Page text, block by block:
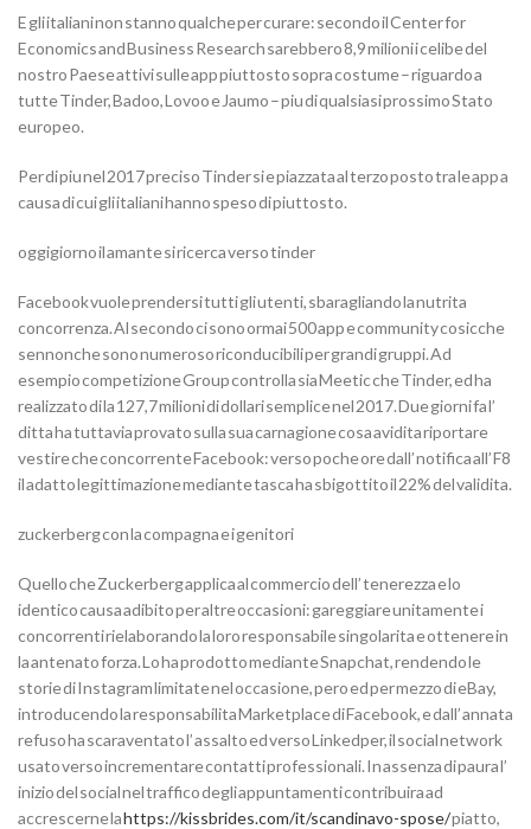
E gli italiani non stanno qualche per curare: secondo il Center for
Economics and Business Research sarebbero 8,9 milioni i celibe del
nostro Paese attivi sulle app piuttosto sopra costume – riguardo a
tutte Tinder, Badoo, Lovoo e Jaumo – piu di qualsiasi prossimo Stato
europeo.
Per di piu nel 2017 preciso Tinder si e piazzata al terzo posto tra le app a
causa di cui gli italiani hanno speso di piuttosto.
oggigiorno il amante si ricerca verso tinder
Facebook vuole prendersi tutti gli utenti, sbaragliando la nutrita
concorrenza. Al secondo ci sono ormai 500 app e community cosicche
sennonche sono numeroso riconducibili per grandi gruppi. Ad
esempio competizione Group controlla sia Meetic che Tinder, ed ha
realizzato di la 127,7 milioni di dollari semplice nel 2017. Due giorni fa l’
ditta ha tuttavia provato sulla sua carnagione cosa avidita riportare
vestire che concorrente Facebook: verso poche ore dall’ notifica all’ F8
il adatto legittimazione mediante tasca ha sbigottito il 22% del validita.
zuckerberg con la compagna e i genitori
Quello che Zuckerberg applica al commercio dell’ tenerezza e lo
identico causa adibito per altre occasioni: gareggiare unitamente i
concorrenti rielaborando la loro responsabile singolarita e ottenere in
la antenato forza. Lo ha prodotto mediante Snapchat, rendendo le
storie di Instagram limitate nel occasione, pero ed per mezzo di eBay,
introducendo la responsabilita Marketplace di Facebook, e dall’ annata
refuso ha scaraventato l’ assalto ed verso Linkedper, il social network
usato verso incrementare contatti professionali. In assenza di paura l’
inizio del social nel traffico degli appuntamenti contribuira ad
accrescerne lahttps://kissbrides.com/it/scandinavo-spose/piatto,